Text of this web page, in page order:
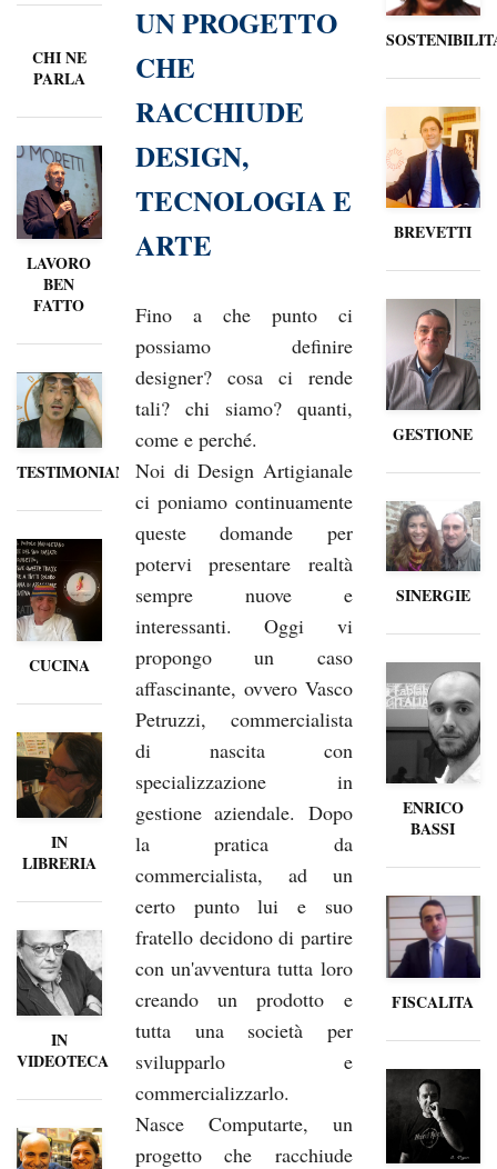
CHI NE
PARLA
LAVORO
BEN
FATTO
TESTIMONIANZE
CUCINA
IN
LIBRERIA
IN
VIDEOTECA
UN PROGETTO
CHE
RACCHIUDE
DESIGN,
TECNOLOGIA E
ARTE
Fino a che punto ci
possiamo definire
designer? cosa ci rende
tali? chi siamo? quanti,
come e perché.
Noi di Design Artigianale
ci poniamo continuamente
queste domande per
potervi presentare realtà
sempre nuove e
interessanti. Oggi vi
propongo un caso
affascinante, ovvero Vasco
Petruzzi, commercialista
di nascita con
specializzazione in
gestione aziendale. Dopo
la pratica da
commercialista, ad un
certo punto lui e suo
fratello decidono di partire
con un'avventura tutta loro
creando un prodotto e
tutta una società per
svilupparlo e
commercializzarlo.
Nasce Computarte, un
progetto che racchiude
BREVETTI
GESTIONE
SINERGIE
ENRICO
BASSI
FISCALITA